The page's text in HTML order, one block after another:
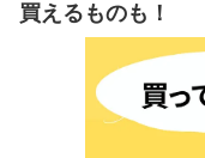
買えるものも！